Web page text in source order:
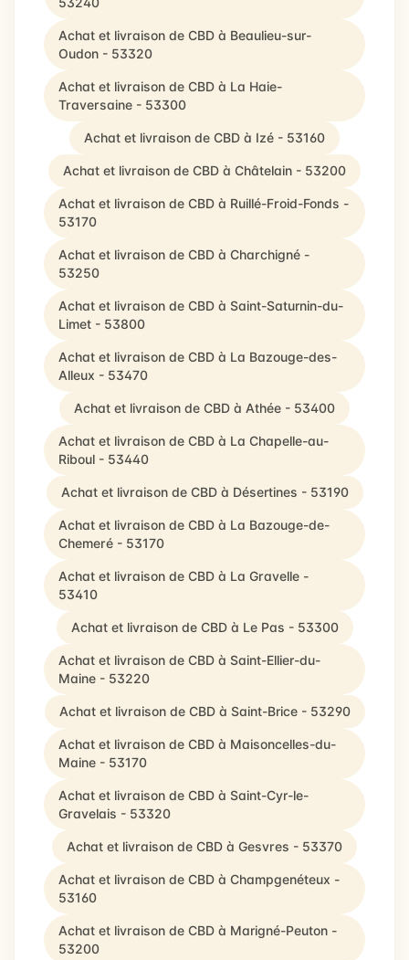
Achat et livraison de CBD à Beaulieu-sur-
Oudon - 53320
Achat et livraison de CBD à La Haie-
Traversaine - 53300
Achat et livraison de CBD à Izé - 53160
Achat et livraison de CBD à Châtelain - 53200
Achat et livraison de CBD à Ruillé-Froid-Fonds -
53170
Achat et livraison de CBD à Charchigné -
53250
Achat et livraison de CBD à Saint-Saturnin-du-
Limet - 53800
Achat et livraison de CBD à La Bazouge-des-
Alleux - 53470
Achat et livraison de CBD à Athée - 53400
Achat et livraison de CBD à La Chapelle-au-
Riboul - 53440
Achat et livraison de CBD à Désertines - 53190
Achat et livraison de CBD à La Bazouge-de-
Chemeré - 53170
Achat et livraison de CBD à La Gravelle -
53410
Achat et livraison de CBD à Le Pas - 53300
Achat et livraison de CBD à Saint-Ellier-du-
Maine - 53220
Achat et livraison de CBD à Saint-Brice - 53290
Achat et livraison de CBD à Maisoncelles-du-
Maine - 53170
Achat et livraison de CBD à Saint-Cyr-le-
Gravelais - 53320
Achat et livraison de CBD à Gesvres - 53370
Achat et livraison de CBD à Champgenéteux -
53160
Achat et livraison de CBD à Marigné-Peuton -
53200